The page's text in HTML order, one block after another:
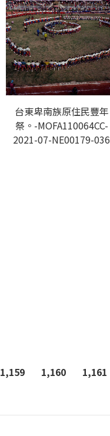
台東卑南族原住民豐年
祭。-MOFA110064CC-
2021-07-NE00179-036
1,159 1,160 1,161